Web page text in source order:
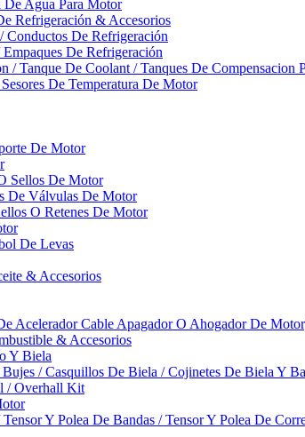
De Agua Para Motor
Refrigeración & Accesorios
Conductos De Refrigeración
De Refrigeración
/ Tanque De Coolant / Tanques De Compensacion
De Temperatura De Motor
De Motor
Sellos De Motor
De Válvulas De Motor
O Retenes De Motor
De Levas
& Accesorios
Acelerador Cable Apagador O Ahogador De
& Accesorios
Y Biela
/ Casquillos De Biela / Cojinetes De Biela Y
/ Overhall Kit
Y Polea De Bandas / Tensor Y Polea De